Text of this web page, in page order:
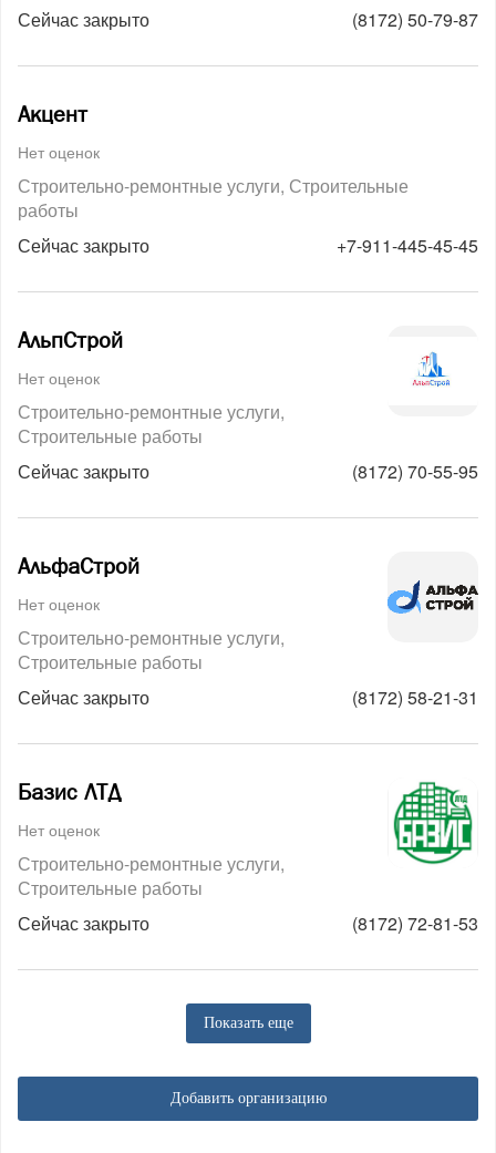
Сейчас закрыто (8172) 50-79-87
Акцент
Нет оценок
Строительно-ремонтные услуги Строительные
работы
Сейчас закрыто
+7-911-445-45-45
АльпСтрой
Нет оценок
Строительно-ремонтные услуги
Строительные работы
Сейчас закрыто
(8172) 70-55-95
АльфаСтрой
Нет оценок
Строительно-ремонтные услуги
Строительные работы
Сейчас закрыто
(8172) 58-21-31
Базис ЛТД
Нет оценок
Строительно-ремонтные услуги
Строительные работы
Сейчас закрыто
(8172) 72-81-53
Показать еще
Добавить организацию